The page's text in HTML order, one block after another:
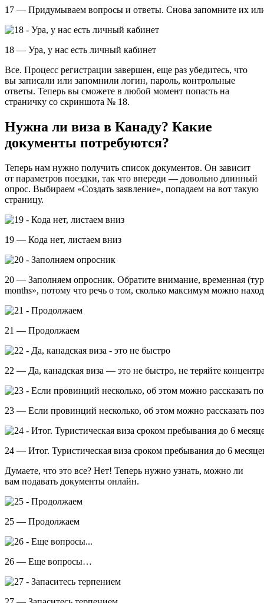
17 — Придумываем вопросы и ответы. Снова запомните их
18 — Ура, у нас есть личный кабинет
Все. Процесс регистрации завершен, еще раз убедитесь, что
вы записали или запомнили логин, пароль, контрольные
ответы. Теперь вы сможете в любой момент попасть на
страничку со скриншота № 18.
Нужна ли виза в Канаду? Какие
документы потребуются?
Теперь нам нужно получить список документов. Он зависит
от параметров поездки, так что впереди — довольно длинный
опрос. Выбираем «Создать заявление», попадаем на вот такую
страницу.
19 — Кода нет, листаем вниз
20 — Заполняем опросник. Обратите внимание, временная
months», потому что речь о том, сколько максимум можно
21 — Продолжаем
22 — Да, канадская виза — это не быстро, не теряйте
23 — Если провинций несколько, об этом можно рассказать
24 — Итог. Туристическая виза сроком пребывания до 6
Думаете, что это все? Нет! Теперь нужно узнать, можно ли
вам подавать документы онлайн.
25 — Продолжаем
26 — Еще вопросы…